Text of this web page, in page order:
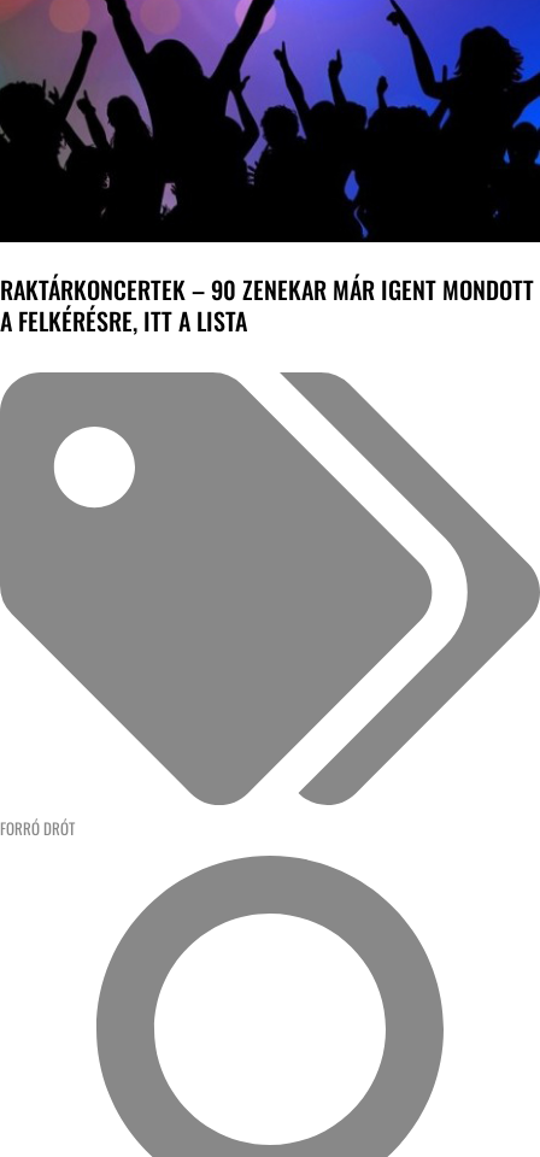
RAKTÁRKONCERTEK – 90 ZENEKAR MÁR IGENT MONDOTT
A FELKÉRÉSRE, ITT A LISTA
FORRÓ DRÓT